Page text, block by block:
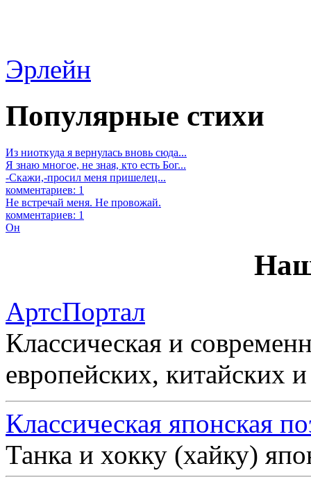
Эрлейн
Популярные стихи
Из ниоткуда я вернулась вновь сюда...
Я знаю многое, не зная, кто есть Бог...
-Скажи,-просил меня пришелец...
комментариев: 1
Не встречай меня. Не провожай.
комментариев: 1
Он
АртсПортал
Классическая и
европейских, китайских
Классическая японская
Танка и хокку (хайку)